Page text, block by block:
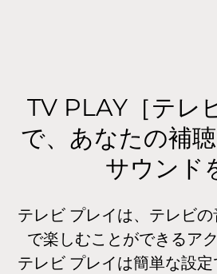
TV PLAY［テレ
で、あなたの補
サウンド
テレビ プレイは、テレビ
で楽しむことができるア
テレビ プレイは簡単な設